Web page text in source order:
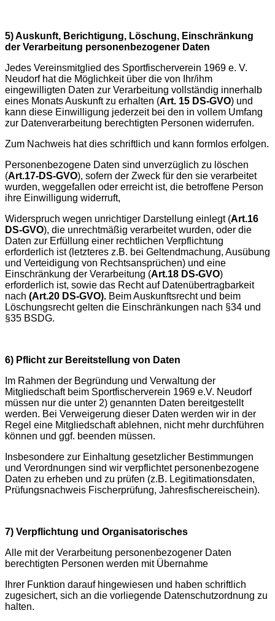
5) Auskunft, Berichtigung, Löschung, Einschränkung
der Verarbeitung personenbezogener Daten
Jedes Vereinsmitglied des Sportfischerverein 1969 e. V.
Neudorf hat die Möglichkeit über die von Ihr/ihm
eingewilligten Daten zur Verarbeitung vollständig innerhalb
eines Monats Auskunft zu erhalten (Art. 15 DS-GVO) und
kann diese Einwilligung jederzeit bei den in vollem Umfang
zur Datenverarbeitung berechtigten Personen widerrufen.
Zum Nachweis hat dies schriftlich und kann formlos erfolgen.
Personenbezogene Daten sind unverzüglich zu löschen
(Art.17-DS-GVO), sofern der Zweck für den sie verarbeitet
wurden, weggefallen oder erreicht ist, die betroffene Person
ihre Einwilligung widerruft,
Widerspruch wegen unrichtiger Darstellung einlegt (Art.16
DS-GVO), die unrechtmäßig verarbeitet wurden, oder die
Daten zur Erfüllung einer rechtlichen Verpflichtung
erforderlich ist (letzteres z.B. bei Geltendmachung, Ausübung
und Verteidigung von Rechtsansprüchen) und eine
Einschränkung der Verarbeitung (Art.18 DS-GVO)
erforderlich ist, sowie das Recht auf Datenübertragbarkeit
nach (Art.20 DS-GVO). Beim Auskunftsrecht und beim
Löschungsrecht gelten die Einschränkungen nach §34 und
§35 BSDG.
6) Pflicht zur Bereitstellung von Daten
Im Rahmen der Begründung und Verwaltung der
Mitgliedschaft beim Sportfischerverein 1969 e.V. Neudorf
müssen nur die unter 2) genannten Daten bereitgestellt
werden. Bei Verweigerung dieser Daten werden wir in der
Regel eine Mitgliedschaft ablehnen, nicht mehr durchführen
können und ggf. beenden müssen.
Insbesondere zur Einhaltung gesetzlicher Bestimmungen
und Verordnungen sind wir verpflichtet personenbezogene
Daten zu erheben und zu prüfen (z.B. Legitimationsdaten,
Prüfungsnachweis Fischerprüfung, Jahresfischereischein).
7) Verpflichtung und Organisatorisches
Alle mit der Verarbeitung personenbezogener Daten
berechtigten Personen werden mit Übernahme
Ihrer Funktion darauf hingewiesen und haben schriftlich
zugesichert, sich an die vorliegende Datenschutzordnung zu
halten.